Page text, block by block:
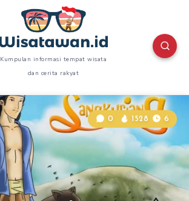
Kumpulan informasi tempat wisata
dan cerita rakyat
0 1528 6